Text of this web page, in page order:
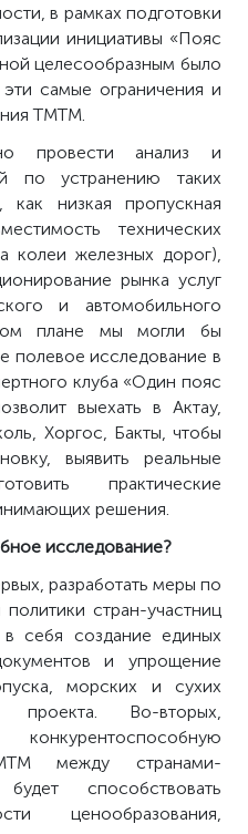
в рамках подготовки
инициативы «Пояс
целесообразным было
самые ограничения и
ТМТМ.
провести анализ и
по устранению таких
как низкая пропускная
технических
колеи железных дорог),
рынка услуг
и автомобильного
плане мы могли бы
полевое исследование в
клуба «Один пояс
выехать в Актау,
Хоргос, Бакты, чтобы
выявить реальные
практические
решения.
исследование?
разработать меры по
стран-участниц
себя создание единых
и упрощение
морских и сухих
проекта. Во-вторых,
между странами-
способствовать
ценообразования,